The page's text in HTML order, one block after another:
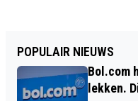
POPULAIR NIEUWS
Bol.com
lekken.